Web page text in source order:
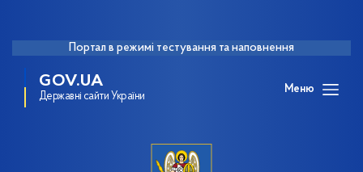
Портал в режимі тестування та наповнення
GOV.UA
Державні сайти України
Меню